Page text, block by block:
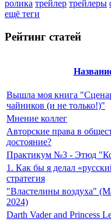
ролика трейлер трейлеры
ещё теги
Рейтинг статей
Вышла моя книга
чайников (и не только!)"
Мнение коллег
Авторские права в
достояние?
Практикум №3 - Этюд
1. Как бы я делал
стратегия
"Властелины воздуха"
2024)
Darth Vader and Princess